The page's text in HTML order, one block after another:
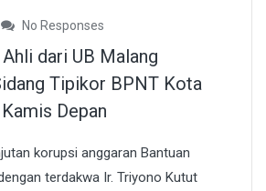
No Responses
dari UB Malang
Tipikor BPNT Kota
Depan
korupsi anggaran Bantuan
terdakwa Ir. Triyono Kutut